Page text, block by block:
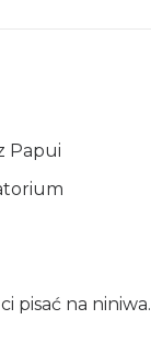
Papui
pisać na